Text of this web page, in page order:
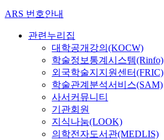
ARS 번호안내
관련누리집
대학공개강의(KOCW)
학술정보통계시스템(Rinfo)
외국학술지지원센터(FRIC)
학술관계분석서비스(SAM)
사서커뮤니티
기관회원
지식나눔(LOOK)
의학전자도서관(MEDLIS)